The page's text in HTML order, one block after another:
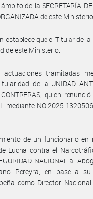
de la SECRETARÍA
de este
establece que el Titular de la
de este Ministerio.
tramitadas
de la UNIDAD
quien
mediante NO-2025-
de un funcionario en
Lucha contra el
NACIONAL al
Pereyra, en base a su
como Director